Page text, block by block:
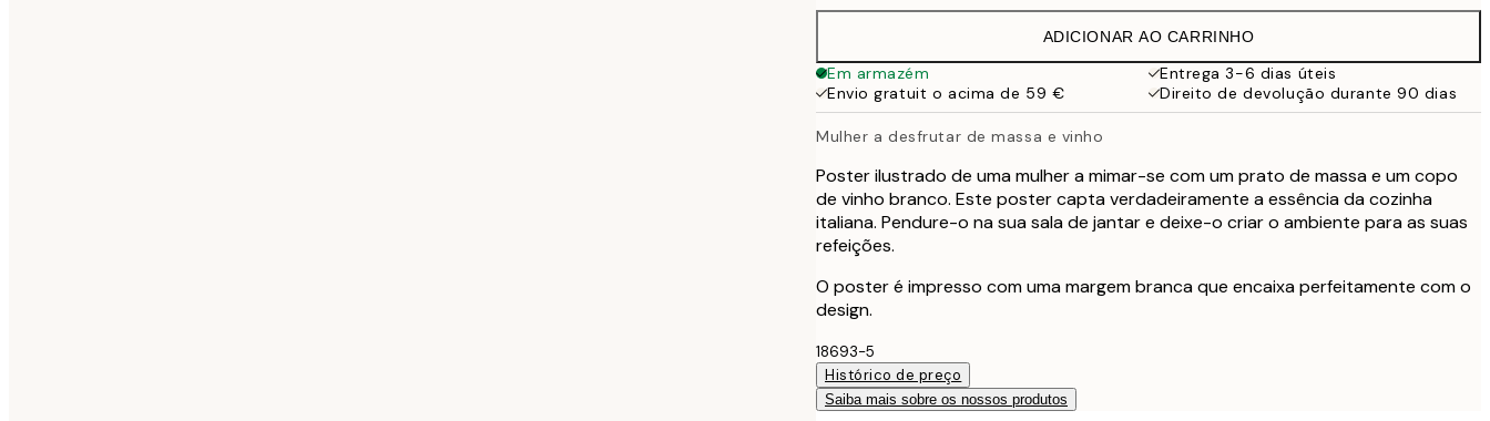
38 €
ADICIONAR AO CARRINHO
Em armazém
Entrega 3-6 dias úteis
Envio gratuit o acima de 59 €
Direito de devolução durante 90 dias
Mulher a desfrutar de massa e vinho
Poster ilustrado de uma mulher a mimar-se com um prato de massa e um copo
de vinho branco. Este poster capta verdadeiramente a essência da cozinha
italiana. Pendure-o na sua sala de jantar e deixe-o criar o ambiente para as suas
refeições.
O poster é impresso com uma margem branca que encaixa perfeitamente com o
design.
18693-5
Histórico de preço
Saiba mais sobre os nossos produtos